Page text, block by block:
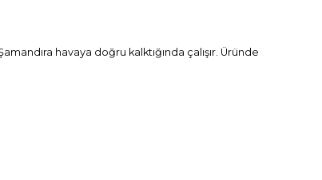
havaya doğru kalktığında çalışır. Üründe